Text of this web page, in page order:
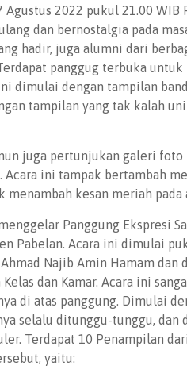
2022 pukul 21.00 WIB
dan bernostalgia pada
hadir, juga alumni dari
panggug terbuka untuk
dimulai dengan tampilan
tampilan yang tak kalah
juga pertunjukan galeri foto
Acara ini tampak bertambah
kesan meriah pada
Panggung Ekspresi
Pabelan. Acara ini dimulai
Najib Amin Hamam dan
dan Kamar. Acara ini
di atas panggung. Dimulai
selalu ditunggu-tunggu, dan
Terdapat 10 Penampilan
yaitu: